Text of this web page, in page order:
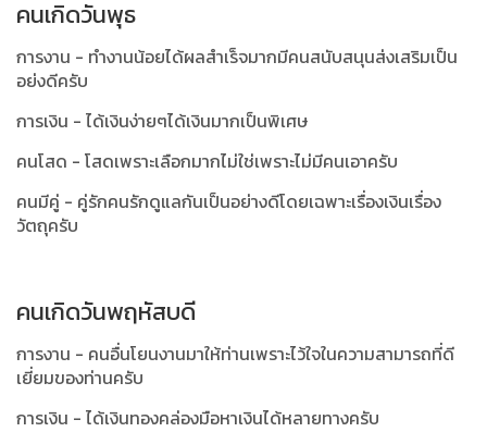
คนเกิดวันพุธ
การงาน - ทำงานน้อยได้ผลสำเร็จมากมีคนสนับสนุนส่งเสริมเป็น
อย่งดีครับ
การเงิน - ได้เงินง่ายๆได้เงินมากเป็นพิเศษ
คนโสด - โสดเพราะเลือกมากไม่ใช่เพราะไม่มีคนเอาครับ
คนมีคู่ - คู่รักคนรักดูแลกันเป็นอย่างดีโดยเฉพาะเรื่องเงินเรื่อง
วัตถุครับ
คนเกิดวันพฤหัสบดี
การงาน - คนอื่นโยนงานมาให้ท่านเพราะไว้ใจในความสามารถที่ดี
เยี่ยมของท่านครับ
การเงิน - ได้เงินทองคล่องมือหาเงินได้หลายทางครับ